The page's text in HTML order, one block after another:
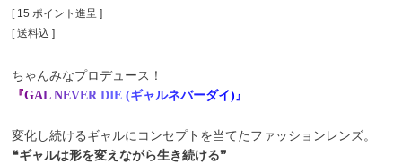
[ 15 ポイント進呈 ]
送料込
ちゃんみなプロデュース！
『GAL NEVER DIE (ギャルネバーダイ)』
変化し続けるギャルにコンセプトを当てたファッションレンズ。
❝ギャルは形を変えながら生き続ける❞